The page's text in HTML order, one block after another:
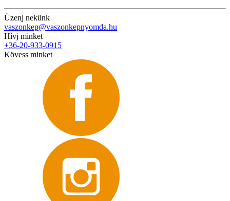
Üzenj nekünk
vaszonkep@vaszonkepnyomda.hu
Hívj minket
+36-20-933-0915
Kövess minket